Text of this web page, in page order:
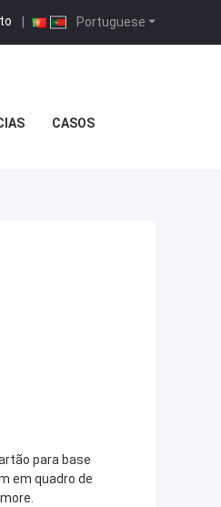
Portuguese
|
CASOS
para base
em quadro de